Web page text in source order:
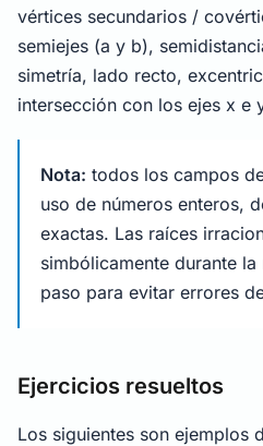
vértices secundarios /
semiejes (a y b),
simetría, lado recto,
intersección con los ejes x e
Nota: todos los campos
uso de números enteros,
exactas. Las raíces
simbólicamente durante
paso para evitar errores
Ejercicios resueltos
Los siguientes son ejemplos